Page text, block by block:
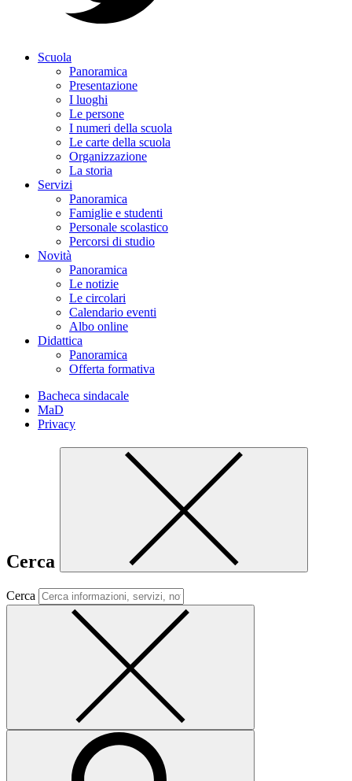
Scuola
Panoramica
Presentazione
I luoghi
Le persone
I numeri della scuola
Le carte della scuola
Organizzazione
La storia
Servizi
Panoramica
Famiglie e studenti
Personale scolastico
Percorsi di studio
Novità
Panoramica
Le notizie
Le circolari
Calendario eventi
Albo online
Didattica
Panoramica
Offerta formativa
Bacheca sindacale
MaD
Privacy
Cerca
Cerca